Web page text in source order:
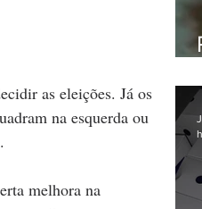
as eleições. Já os
na esquerda ou
melhora na